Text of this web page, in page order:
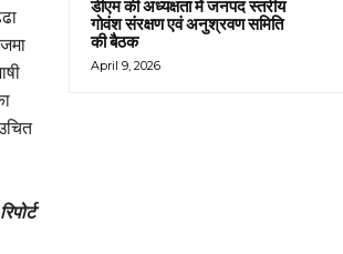
डीएम की अध्यक्षता में जनपद स्तरीय
गोवंश संरक्षण एवं अनुश्रवण समिति
की बैठक
April 9, 2026